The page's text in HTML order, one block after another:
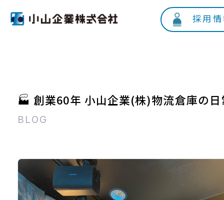
採用
🏭 創業60年 小山企業(株)物流倉庫の
BLOG